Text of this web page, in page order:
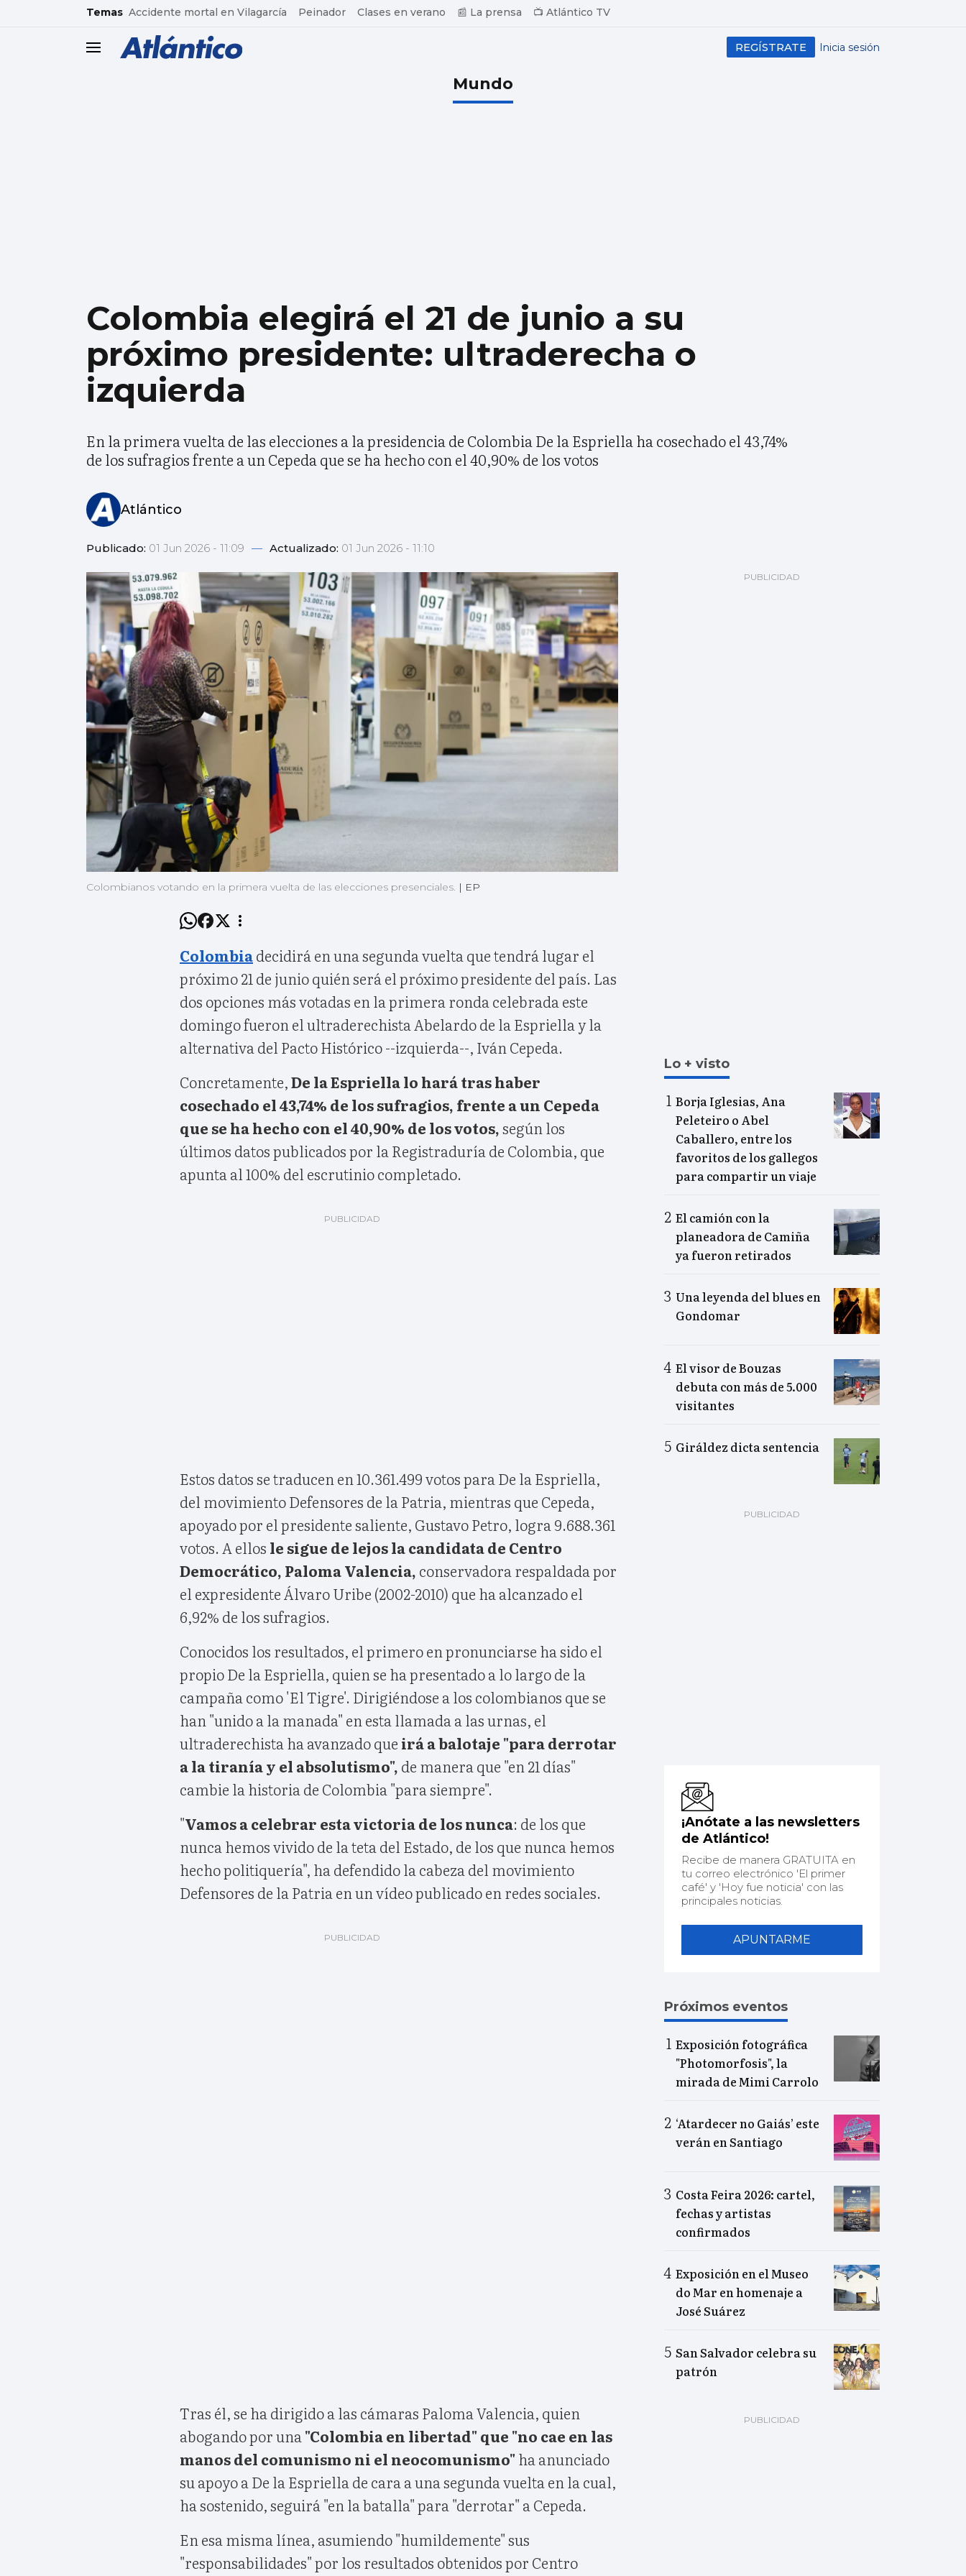
common.go-to-content
Temas Accidente mortal en Vilagarcía Peinador Clases en verano 📰 La prensa 📺 Atlántico TV
header.menu.open Inicia sesión
REGÍSTRATE
Mundo
Colombia elegirá el 21 de junio a su
próximo presidente: ultraderecha o
izquierda
En la primera vuelta de las elecciones a la presidencia de Colombia De la Espriella ha cosechado el 43,74%
de los sufragios frente a un Cepeda que se ha hecho con el 40,90% de los votos
Atlántico
Publicado: 01 Jun 2026 - 11:09 — Actualizado: 01 Jun 2026 - 11:10
Colombianos votando en la primera vuelta de las elecciones presenciales. | EP
Colombiadecidirá en una segunda vuelta que tendrá lugar el
próximo 21 de junio quién será el próximo presidente del país. Las
dos opciones más votadas en la primera ronda celebrada este
domingo fueron el ultraderechista Abelardo de la Espriella y la
alternativa del Pacto Histórico --izquierda--, Iván Cepeda.
Concretamente,De la Espriella lo hará tras haber
cosechado el 43,74% de los sufragios, frente a un Cepeda
que se ha hecho con el 40,90% de los votos,según los
últimos datos publicados por la Registraduría de Colombia, que
apunta al 100% del escrutinio completado.
Estos datos se traducen en 10.361.499 votos para De la Espriella,
del movimiento Defensores de la Patria, mientras que Cepeda,
apoyado por el presidente saliente, Gustavo Petro, logra 9.688.361
votos. A ellos le sigue de lejos la candidata de Centro
Democrático, Paloma Valencia, conservadora respaldada por
el expresidente Álvaro Uribe (2002-2010) que ha alcanzado el
6,92% de los sufragios.
Conocidos los resultados, el primero en pronunciarse ha sido el
propio De la Espriella, quien se ha presentado a lo largo de la
campaña como 'El Tigre'. Dirigiéndose a los colombianos que se
han "unido a la manada" en esta llamada a las urnas, el
ultraderechista ha avanzado que irá a balotaje "para derrotar
a la tiranía y el absolutismo", de manera que "en 21 días"
cambie la historia de Colombia "para siempre".
"Vamos a celebrar esta victoria de los nunca: de los que
nunca hemos vivido de la teta del Estado, de los que nunca hemos
hecho politiquería", ha defendido la cabeza del movimiento
Defensores de la Patria en un vídeo publicado en redes sociales.
Tras él, se ha dirigido a las cámaras Paloma Valencia, quien
abogando por una "Colombia en libertad" que "no cae en las
manos del comunismo ni el neocomunismo" ha anunciado
su apoyo a De la Espriella de cara a una segunda vuelta en la cual,
ha sostenido, seguirá "en la batalla" para "derrotar" a Cepeda.
En esa misma línea, asumiendo "humildemente" sus
"responsabilidades" por los resultados obtenidos por Centro
Lo + visto
Borja Iglesias, Ana
Peleteiro o Abel
Caballero, entre los
favoritos de los gallegos
para compartir un viaje
El camión con la
planeadora de Camiña
ya fueron retirados
Una leyenda del blues en
Gondomar
El visor de Bouzas
debuta con más de 5.000
visitantes
Giráldez dicta sentencia
¡Anótate a las newsletters
de Atlántico!
Recibe de manera GRATUITA en
tu correo electrónico 'El primer
café' y 'Hoy fue noticia' con las
principales noticias.
APUNTARME
Próximos eventos
Exposición fotográfica
"Photomorfosis", la
mirada de Mimi Carrolo
‘Atardecer no Gaiás’ este
verán en Santiago
Costa Feira 2026: cartel,
fechas y artistas
confirmados
Exposición en el Museo
do Mar en homenaje a
José Suárez
San Salvador celebra su
patrón